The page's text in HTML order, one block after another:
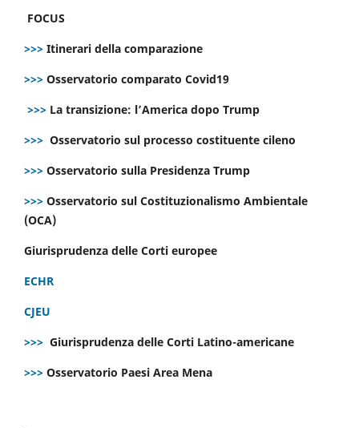
FOCUS
>>> Itinerari della comparazione
>>> Osservatorio comparato Covid19
>>> La transizione: l’America dopo Trump
>>> Osservatorio sul processo costituente cileno
>>> Osservatorio sulla Presidenza Trump
>>> Osservatorio sul Costituzionalismo Ambientale
(OCA)
Giurisprudenza delle Corti europee
ECHR
CJEU
>>> Giurisprudenza delle Corti Latino-americane
>>> Osservatorio Paesi Area Mena